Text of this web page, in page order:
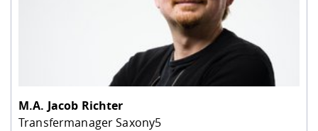
M.A. Jacob Richter
Transfermanager Saxony5